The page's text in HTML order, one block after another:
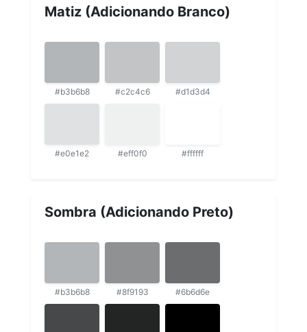
Matiz (Adicionando Branco)
#b3b6b8 #c2c4c6 #d1d3d4
#e0e1e2 #eff0f0 #ffffff
Sombra (Adicionando Preto)
#b3b6b8 #8f9193 #6b6d6e